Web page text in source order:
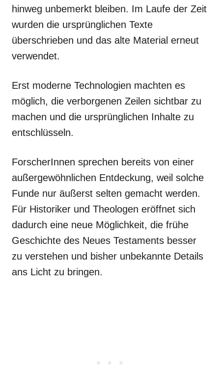
hinweg unbemerkt bleiben. Im Laufe der Zeit
wurden die ursprünglichen Texte
überschrieben und das alte Material erneut
verwendet.
Erst moderne Technologien machten es
möglich, die verborgenen Zeilen sichtbar zu
machen und die ursprünglichen Inhalte zu
entschlüsseln.
ForscherInnen sprechen bereits von einer
außergewöhnlichen Entdeckung, weil solche
Funde nur äußerst selten gemacht werden.
Für Historiker und Theologen eröffnet sich
dadurch eine neue Möglichkeit, die frühe
Geschichte des Neues Testaments besser
zu verstehen und bisher unbekannte Details
ans Licht zu bringen.